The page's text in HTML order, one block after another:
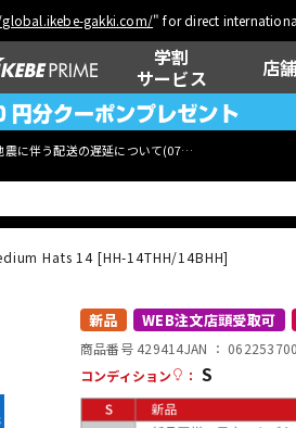
gakki.com/" for direct
学割
サービス
店
震に伴う配送の遅延について(07月29日
ウクレレ
その他楽器
Hats 14 [HH-14THH/14BHH]
新品 WEB注文店頭受取可
商品番号 429414JAN ：
コンディション
： S